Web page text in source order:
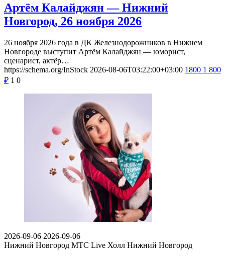
Артём Калайджян — Нижний
Новгород, 26 ноября 2026
26 ноября 2026 года в ДК Железнодорожников в Нижнем
Новгороде выступит Артём Калайджян — юморист,
сценарист, актёр…
https://schema.org/InStock 2026-08-06T03:22:00+03:00 1800 1 800
₽ 1 0
2026-09-06 2026-09-06
Нижний Новгород МТС Live Холл Нижний Новгород